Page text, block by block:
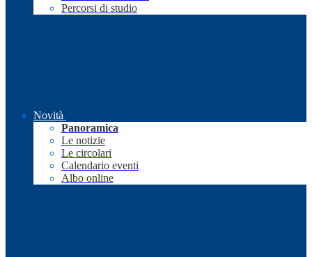
Percorsi di studio
Novità
Panoramica
Le notizie
Le circolari
Calendario eventi
Albo online